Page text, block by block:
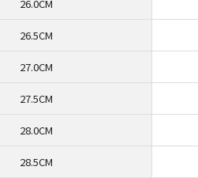
26.0CM
26.5CM
27.0CM
27.5CM
28.0CM
28.5CM